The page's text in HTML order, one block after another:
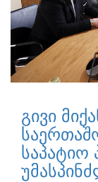
გივი
საპატიო